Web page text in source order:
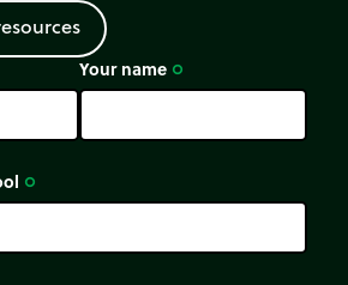
esources
Your name trip_origin
trip_origin